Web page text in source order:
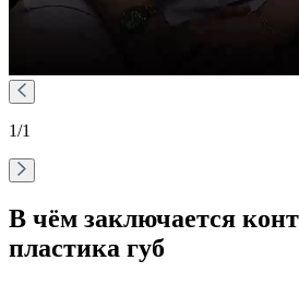
1/1
В чём заключается
пластика губ